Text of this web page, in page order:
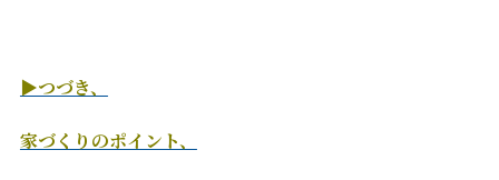
▶つづき、
家づくりのポイント、